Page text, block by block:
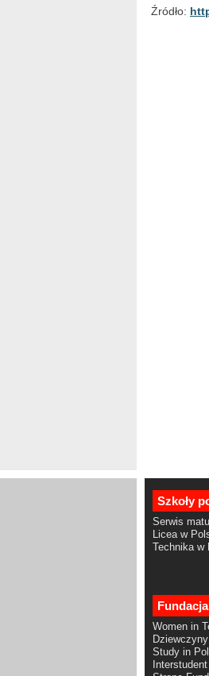
Źródło:
Szkoły
Serwis
Licea w
Technika w
Women in
Study in
Interstudent